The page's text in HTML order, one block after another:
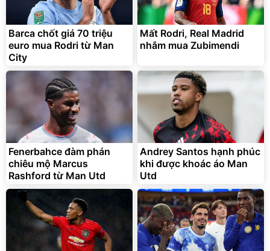
Barca chốt giá 70 triệu
euro mua Rodri từ Man
City
Mất Rodri, Real Madrid
nhắm mua Zubimendi
Fenerbahce đàm phán
chiêu mộ Marcus
Rashford từ Man Utd
Andrey Santos hạnh phúc
khi được khoác áo Man
Utd